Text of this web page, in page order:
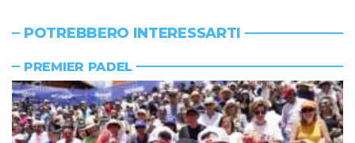
POTREBBERO INTERESSARTI
PREMIER PADEL